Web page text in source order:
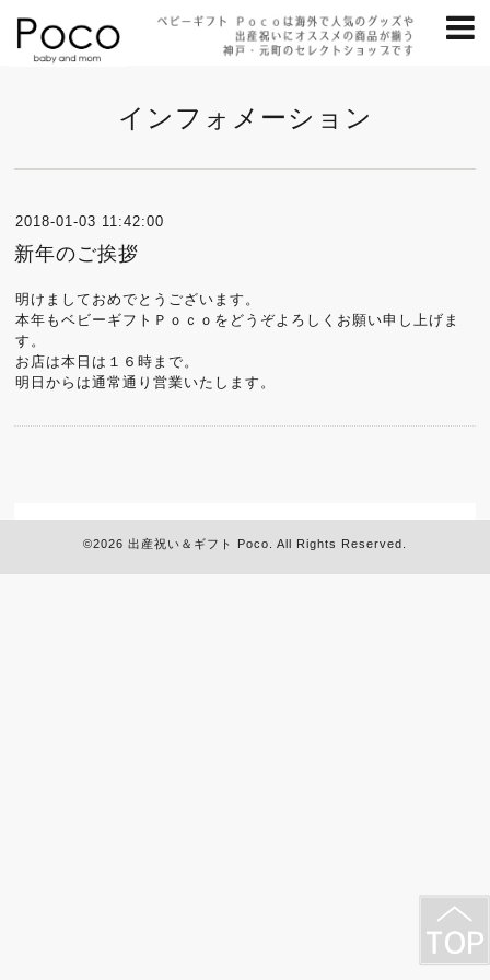
インフォメーション
2018-01-03 11:42:00
新年のご挨拶
明けましておめでとうございます。
本年もベビーギフトＰｏｃｏをどうぞよろしくお願い申し上げま
す。
お店は本日は１６時まで。
明日からは通常通り営業いたします。
©2026 出産祝い＆ギフト Poco . All Rights Reserved.